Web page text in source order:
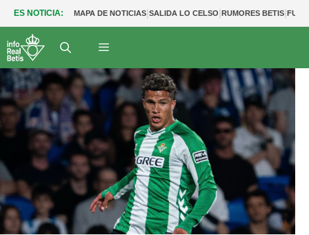
ES NOTICIA: MAPA DE NOTICIAS|SALIDA LO CELSO|RUMORES BETIS|